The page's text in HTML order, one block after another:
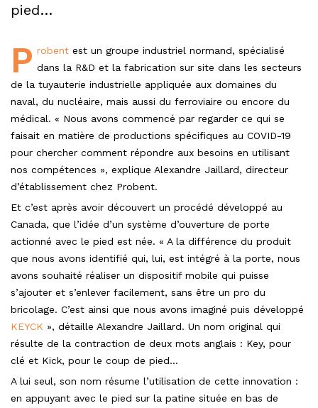
pied…
P robent est un groupe industriel normand, spécialisé
dans la R&D et la fabrication sur site dans les secteurs
de la tuyauterie industrielle appliquée aux domaines du
naval, du nucléaire, mais aussi du ferroviaire ou encore du
médical. « Nous avons commencé par regarder ce qui se
faisait en matière de productions spécifiques au COVID-19
pour chercher comment répondre aux besoins en utilisant
nos compétences », explique Alexandre Jaillard, directeur
d’établissement chez Probent.
Et c’est après avoir découvert un procédé développé au
Canada, que l’idée d’un système d’ouverture de porte
actionné avec le pied est née. « A la différence du produit
que nous avons identifié qui, lui, est intégré à la porte, nous
avons souhaité réaliser un dispositif mobile qui puisse
s’ajouter et s’enlever facilement, sans être un pro du
bricolage. C’est ainsi que nous avons imaginé puis développé
KEYCK », détaille Alexandre Jaillard. Un nom original qui
résulte de la contraction de deux mots anglais : Key, pour
clé et Kick, pour le coup de pied…
A lui seul, son nom résume l’utilisation de cette innovation :
en appuyant avec le pied sur la patine située en bas de